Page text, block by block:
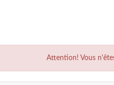
Attention! Vous